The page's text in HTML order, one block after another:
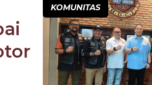
KOMUNITAS